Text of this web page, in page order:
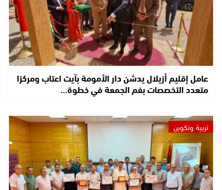
عامل إقليم أزيلال يدشن دار الأمومة بآيت اعتاب ومركزا
متعدد التخصصات بفم الجمعة في خطوة…
تربية وتكوين